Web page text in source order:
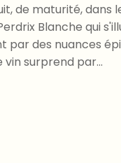
de maturité, dans
Blanche qui
par des nuances
vin surprend par...